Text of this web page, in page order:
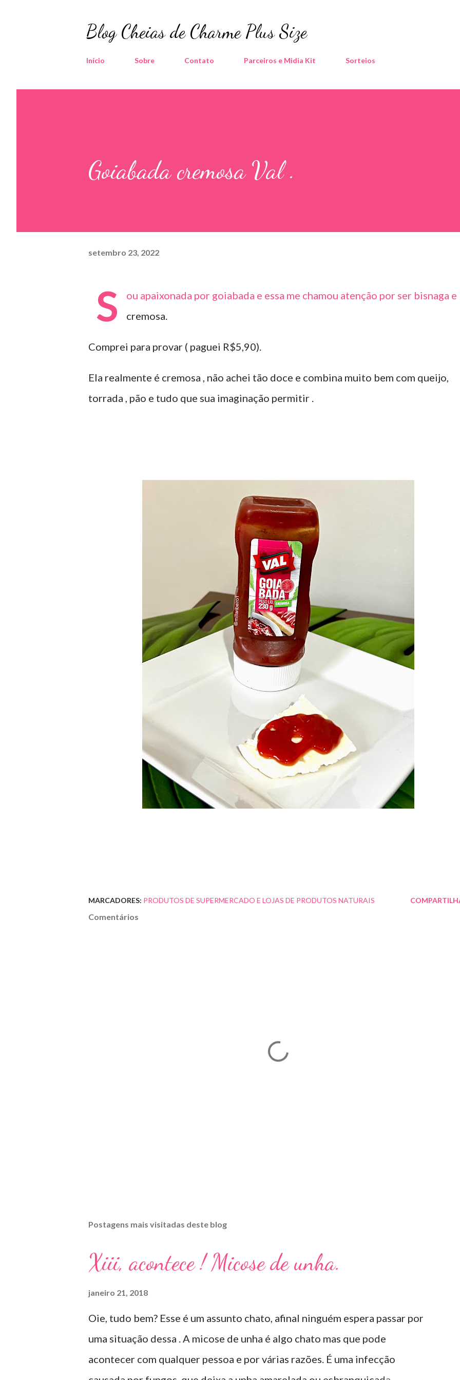
Blog Cheias de Charme Plus Size
Início Sobre Contato Parceiros e Midia Kit Sorteios
Goiabada cremosa Val .
setembro 23, 2022
S
ou apaixonada por goiabada e essa me chamou atenção por ser bisnaga e
cremosa.
Comprei para provar ( paguei R$5,90).
Ela realmente é cremosa , não achei tão doce e combina muito bem com queijo,
torrada , pão e tudo que sua imaginação permitir .
MARCADORES: PRODUTOS DE SUPERMERCADO E LOJAS DE PRODUTOS NATURAIS
Comentários
Postagens mais visitadas deste blog
Xiii, acontece ! Micose de unha.
janeiro 21, 2018
Oie, tudo bem? Esse é um assunto chato, afinal ninguém espera passar por
uma situação dessa . A micose de unha é algo chato mas que pode
acontecer com qualquer pessoa e por várias razões. É uma infecção